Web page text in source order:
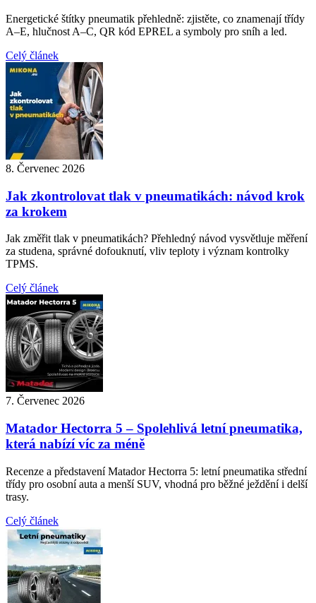
Energetické štítky pneumatik přehledně: zjistěte, co znamenají třídy
A–E, hlučnost A–C, QR kód EPREL a symboly pro sníh a led.
Celý článek
8. Červenec 2026
Jak zkontrolovat tlak v pneumatikách: návod krok
za krokem
Jak změřit tlak v pneumatikách? Přehledný návod vysvětluje měření
za studena, správné dofouknutí, vliv teploty i význam kontrolky
TPMS.
Celý článek
7. Červenec 2026
Matador Hectorra 5 – Spolehlivá letní pneumatika,
která nabízí víc za méně
Recenze a představení Matador Hectorra 5: letní pneumatika střední
třídy pro osobní auta a menší SUV, vhodná pro běžné ježdění i delší
trasy.
Celý článek